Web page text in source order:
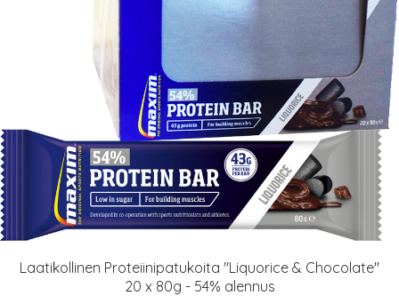
Laatikollinen Proteiinipatukoita "Liquorice & Chocolate"
20 x 80g - 54% alennus